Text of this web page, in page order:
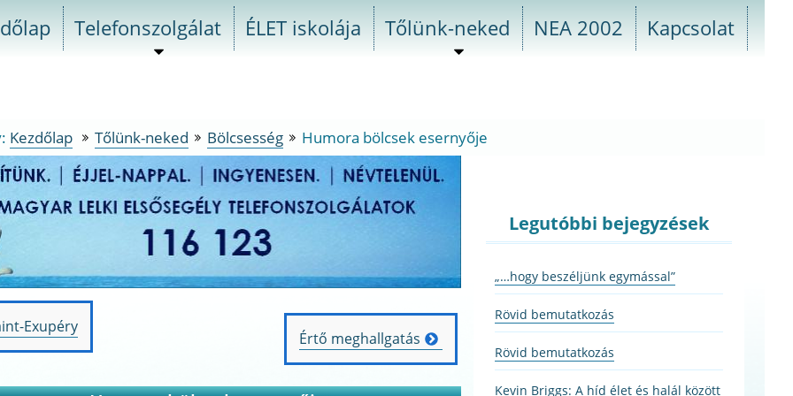
Telefonszolgálat
almenü
ÉLET iskolája Tőlünk-neked
almenü
NEA 2002 Kapcsolat
Kezdőlap Tőlünk-neked Bölcsesség Humora bölcsek esernyője
Exupéry
Következő
bejegyzés
Értő meghallgatás
Legutóbbi bejegyzések
„…hogy beszéljünk egymással”
Rövid bemutatkozás
Rövid bemutatkozás
Kevin Briggs: A híd élet és halál között